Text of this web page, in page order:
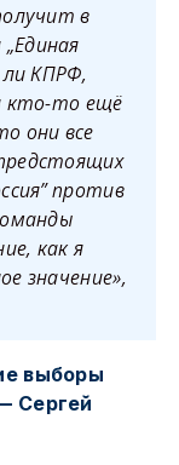
в
ли КПРФ,
кто-то ещё
они все
против
как я
значение»,
выборы
Сергей